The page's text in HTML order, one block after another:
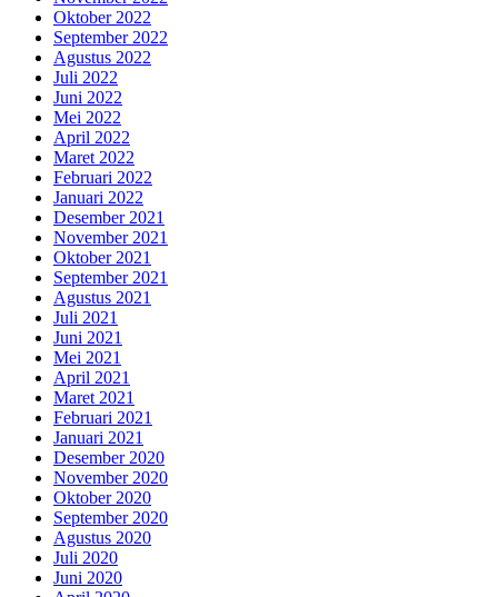
Oktober 2022
September 2022
Agustus 2022
Juli 2022
Juni 2022
Mei 2022
April 2022
Maret 2022
Februari 2022
Januari 2022
Desember 2021
November 2021
Oktober 2021
September 2021
Agustus 2021
Juli 2021
Juni 2021
Mei 2021
April 2021
Maret 2021
Februari 2021
Januari 2021
Desember 2020
November 2020
Oktober 2020
September 2020
Agustus 2020
Juli 2020
Juni 2020